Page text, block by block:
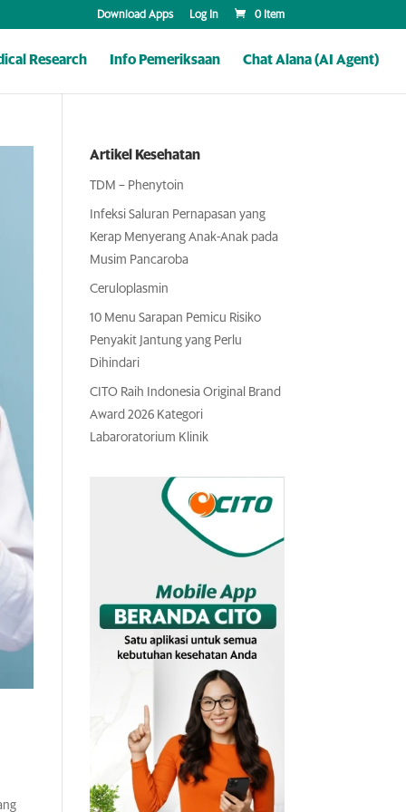
Download Apps Log In 0 Item
Research Info Pemeriksaan Chat Alana (AI Agent)
Artikel Kesehatan
TDM – Phenytoin
Infeksi Saluran Pernapasan yang
Kerap Menyerang Anak-Anak pada
Musim Pancaroba
Ceruloplasmin
10 Menu Sarapan Pemicu Risiko
Penyakit Jantung yang Perlu
Dihindari
CITO Raih Indonesia Original Brand
Award 2026 Kategori
Labaroratorium Klinik